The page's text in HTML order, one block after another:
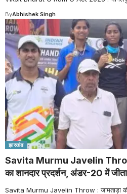
ByAbhishek Singh
झारखंड
Savita Murmu Javelin Throw :
का शानदार प्रदर्शन, अंडर-20 में
Savita Murmu Javelin Throw : जामताड़ा की